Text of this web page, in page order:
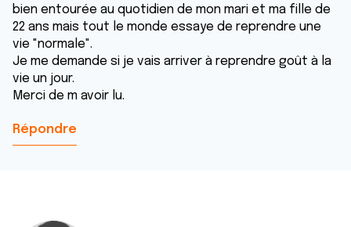
bien entourée au quotidien de mon mari et ma fille de
22 ans mais tout le monde essaye de reprendre une
vie "normale".
Je me demande si je vais arriver à reprendre goût à la
vie un jour.
Merci de m avoir lu.
Répondre